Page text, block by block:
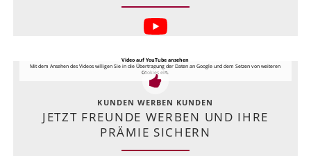
Video auf YouTube ansehen
Mit dem Ansehen des Videos willigen Sie in die Übertragung der Daten an Google und dem Setzen von weiteren
Cookies ein.
KUNDEN WERBEN KUNDEN
JETZT FREUNDE WERBEN UND IHRE
PRÄMIE SICHERN